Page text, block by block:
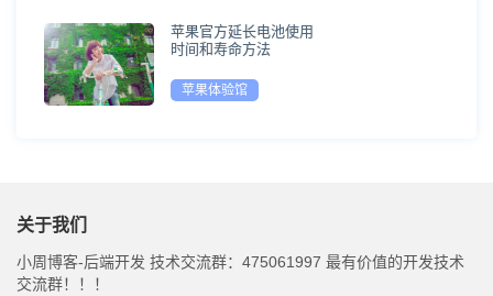
苹果官方延长电池使用
时间和寿命方法
苹果体验馆
关于我们
小周博客-后端开发 技术交流群：475061997 最有价值的开发技术
交流群！！！